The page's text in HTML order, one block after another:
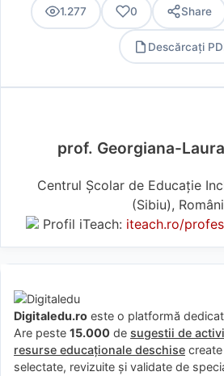
1.277 0 Share
Descărcați
prof. Georgiana-
Centrul Școlar de Educație
(Sibiu),
Profil iTeach: iteach.ro/
Digitaledu.ro este o platformă
Are peste 15.000 de sugestii de
resurse educaționale deschise
selectate, revizuite și validate de